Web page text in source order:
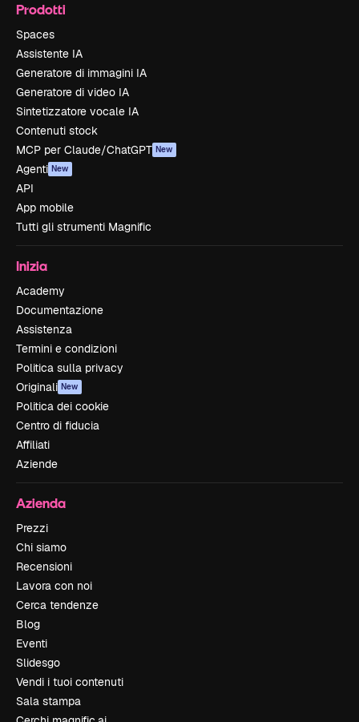
Prodotti
Spaces
Assistente IA
Generatore di immagini IA
Generatore di video IA
Sintetizzatore vocale IA
Contenuti stock
MCP per Claude/ChatGPT New
Agenti New
API
App mobile
Tutti gli strumenti Magnific
Inizia
Academy
Documentazione
Assistenza
Termini e condizioni
Politica sulla privacy
Originali New
Politica dei cookie
Centro di fiducia
Affiliati
Aziende
Azienda
Prezzi
Chi siamo
Recensioni
Lavora con noi
Cerca tendenze
Blog
Eventi
Slidesgo
Vendi i tuoi contenuti
Sala stampa